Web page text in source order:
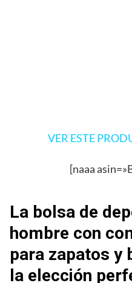
VER ESTE
[naaa
La bolsa de
hombre con
para zapatos y
la elección